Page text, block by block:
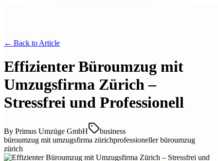
← Back to Article
Effizienter Büroumzug mit
Umzugsfirma Zürich –
Stressfrei und Professionell
By Primus Umzüge GmbH
business
büroumzug mit umzugsfirma zürichprofessioneller büroumzug
zürich